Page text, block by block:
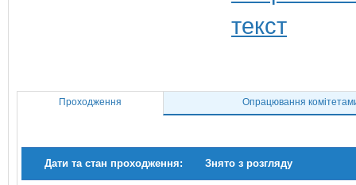
Проходження Опрацювання
Дати та стан проходження: Знято з розгляду